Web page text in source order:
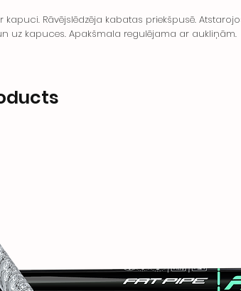
kapuci. Rāvējslēdzēja kabatas priekšpusē.
uz kapuces. Apakšmala regulējama ar aukliņām.